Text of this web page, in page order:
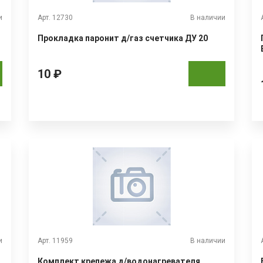
Арт. 12730 В наличии
Прокладка паронит д/газ счетчика ДУ 20
10 ₽
Арт. 11959 В наличии